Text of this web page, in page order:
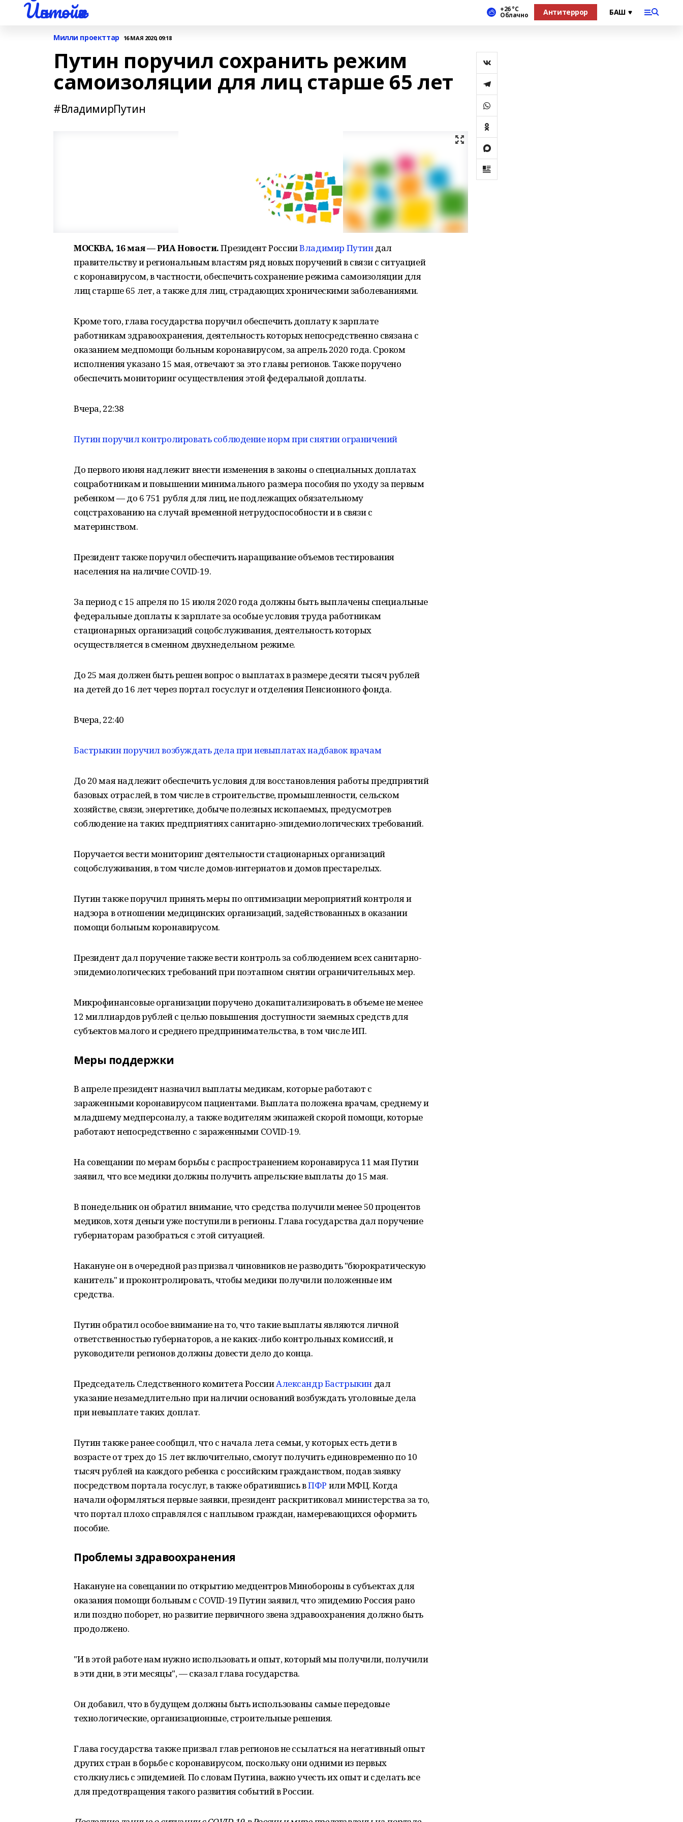
Йәнтөйәк +26 °С
Облачно Антитеррор
Милли проекттар 16 МАЯ 2020, 09:18
Путин поручил сохранить режим
самоизоляции для лиц старше 65 лет
#ВладимирПутин
МОСКВА, 16 мая — РИА Новости.Президент РоссииВладимир Путиндал
правительству и региональным властям ряд новых поручений в связи с ситуацией
с коронавирусом, в частности, обеспечить сохранение режима самоизоляции для
лиц старше 65 лет, а также для лиц, страдающих хроническими заболеваниями.
Кроме того, глава государства поручил обеспечить доплату к зарплате
работникам здравоохранения, деятельность которых непосредственно связана с
оказанием медпомощи больным коронавирусом, за апрель 2020 года. Сроком
исполнения указано 15 мая, отвечают за это главы регионов. Также поручено
обеспечить мониторинг осуществления этой федеральной доплаты.
Вчера, 22:38
Путин поручил контролировать соблюдение норм при снятии ограничений
До первого июня надлежит внести изменения в законы о специальных доплатах
соцработникам и повышении минимального размера пособия по уходу за первым
ребенком — до 6 751 рубля для лиц, не подлежащих обязательному
соцстрахованию на случай временной нетрудоспособности и в связи с
материнством.
Президент также поручил обеспечить наращивание объемов тестирования
населения на наличие COVID-19.
За период с 15 апреля по 15 июля 2020 года должны быть выплачены специальные
федеральные доплаты к зарплате за особые условия труда работникам
стационарных организаций соцобслуживания, деятельность которых
осуществляется в сменном двухнедельном режиме.
До 25 мая должен быть решен вопрос о выплатах в размере десяти тысяч рублей
на детей до 16 лет через портал госуслуг и отделения Пенсионного фонда.
Вчера, 22:40
Бастрыкин поручил возбуждать дела при невыплатах надбавок врачам
До 20 мая надлежит обеспечить условия для восстановления работы предприятий
базовых отраслей, в том числе в строительстве, промышленности, сельском
хозяйстве, связи, энергетике, добыче полезных ископаемых, предусмотрев
соблюдение на таких предприятиях санитарно-эпидемиологических требований.
Поручается вести мониторинг деятельности стационарных организаций
соцобслуживания, в том числе домов-интернатов и домов престарелых.
Путин также поручил принять меры по оптимизации мероприятий контроля и
надзора в отношении медицинских организаций, задействованных в оказании
помощи больным коронавирусом.
Президент дал поручение также вести контроль за соблюдением всех санитарно-
эпидемиологических требований при поэтапном снятии ограничительных мер.
Микрофинансовые организации поручено докапитализировать в объеме не менее
12 миллиардов рублей с целью повышения доступности заемных средств для
субъектов малого и среднего предпринимательства, в том числе ИП.
Меры поддержки
В апреле президент назначил выплаты медикам, которые работают с
зараженными коронавирусом пациентами. Выплата положена врачам, среднему и
младшему медперсоналу, а также водителям экипажей скорой помощи, которые
работают непосредственно с зараженными COVID-19.
На совещании по мерам борьбы с распространением коронавируса 11 мая Путин
заявил, что все медики должны получить апрельские выплаты до 15 мая.
В понедельник он обратил внимание, что средства получили менее 50 процентов
медиков, хотя деньги уже поступили в регионы. Глава государства дал поручение
губернаторам разобраться с этой ситуацией.
Накануне он в очередной раз призвал чиновников не разводить "бюрократическую
канитель" и проконтролировать, чтобы медики получили положенные им
средства.
Путин обратил особое внимание на то, что такие выплаты являются личной
ответственностью губернаторов, а не каких-либо контрольных комиссий, и
руководители регионов должны довести дело до конца.
Председатель Следственного комитета РоссииАлександр Бастрыкиндал
указание незамедлительно при наличии оснований возбуждать уголовные дела
при невыплате таких доплат.
Путин также ранее сообщил, что с начала лета семьи, у которых есть дети в
возрасте от трех до 15 лет включительно, смогут получить единовременно по 10
тысяч рублей на каждого ребенка с российским гражданством, подав заявку
посредством портала госуслуг, в также обратившись вПФР или МФЦ. Когда
начали оформляться первые заявки, президент раскритиковал министерства за то,
что портал плохо справлялся с наплывом граждан, намеревающихся оформить
пособие.
Проблемы здравоохранения
Накануне на совещании по открытию медцентров Минобороны в субъектах для
оказания помощи больным с COVID-19 Путин заявил, что эпидемию Россия рано
или поздно поборет, но развитие первичного звена здравоохранения должно быть
продолжено.
"И в этой работе нам нужно использовать и опыт, который мы получили, получили
в эти дни, в эти месяцы", — сказал глава государства.
Он добавил, что в будущем должны быть использованы самые передовые
технологические, организационные, строительные решения.
Глава государства также призвал глав регионов не ссылаться на негативный опыт
других стран в борьбе с коронавирусом, поскольку они одними из первых
столкнулись с эпидемией. По словам Путина, важно учесть их опыт и сделать все
для предотвращения такого развития событий в России.